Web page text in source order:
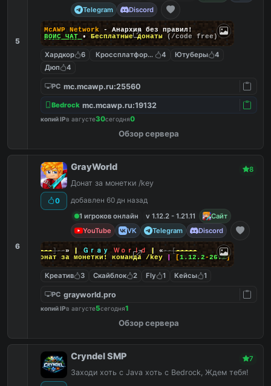
5
Telegram
Discord
McAWP Network
- Анархия без правил!
ВОЙС ЧАТ
• Бесплатные донаты (/code free)
Хардкор 6 Кроссплатформенный
4 Ютуберы
4
Дюп
4
PC mc.mcawp.ru:25560
Bedrock mc.mcawp.ru:19132
копий IPв августе30сегодня0
Обзор сервера
6
0
GrayWorld 8
Донат за монетки /key
добавлен 60 дн назад
1 игроков онлайн
v 1.12.2 - 1.21.11
Сайт
YouTube
VK Telegram Discord
-----]--» Ｇｒａｙ Ｗｏｒｌｄ «--[-----
Донат за монетки! команда /key | [1.12.2-26.2]
Креатив 3 Скайблок 2 Fly 1 Кейсы 1
PC grayworld.pro
копий IPв августе5сегодня1
Обзор сервера
Cryndel SMP 7
Заходи хоть с Java хоть с Bedrock, Ждем тебя!